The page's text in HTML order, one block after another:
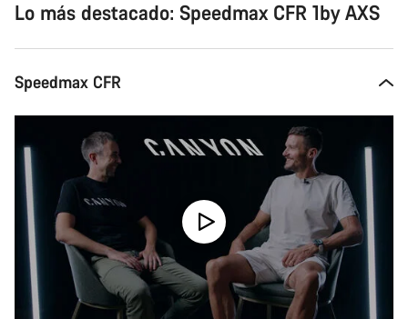
Lo más destacado: Speedmax CFR 1by AXS
Speedmax CFR